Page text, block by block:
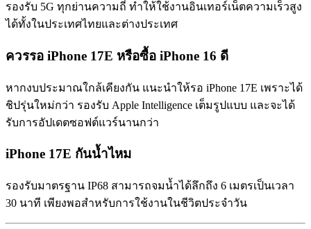
รองรับ 5G ทุกย่านความถี่ ทำให้ใช้งานอินเทอร์เน็ตความเร็วสูง
ได้ทั้งในประเทศไทยและต่างประเทศ
ควรรอ iPhone 17E หรือซื้อ iPhone 16 ดี
หากงบประมาณใกล้เคียงกัน แนะนำให้รอ iPhone 17E เพราะได้
ชิปรุ่นใหม่กว่า รองรับ Apple Intelligence เต็มรูปแบบ และจะได้
รับการอัปเดตซอฟต์แวร์นานกว่า
iPhone 17E กันน้ำไหม
รองรับมาตรฐาน IP68 สามารถจมน้ำได้ลึกถึง 6 เมตรเป็นเวลา
30 นาที เพียงพอสำหรับการใช้งานในชีวิตประจำวัน